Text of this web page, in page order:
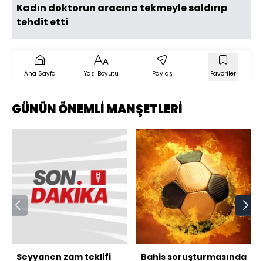
Kadın doktorun aracına tekmeyle saldırıp
tehdit etti
Ana Sayfa Yazı Boyutu Paylaş Favoriler
GÜNÜN ÖNEMLİ MANŞETLERİ
Seyyanen zam teklifi
Bahis soruşturmasında